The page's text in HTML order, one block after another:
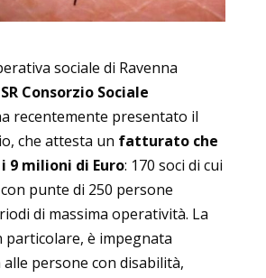
sociale di Ravenna
Consorzio Sociale
recentemente presentato il
che attesta un fatturato che
9 milioni di Euro: 170 soci di cui
punte di 250 persone
di massima operatività. La
particolare, è impegnata
alle persone con disabilità,